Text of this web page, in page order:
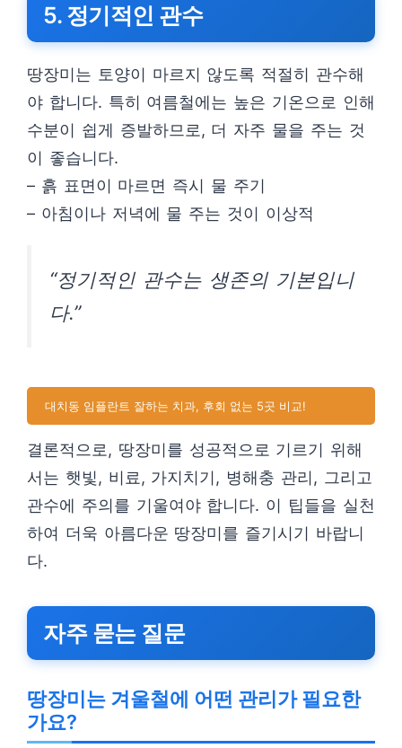
5. 정기적인 관수
땅장미는 토양이 마르지 않도록 적절히 관수해
야 합니다. 특히 여름철에는 높은 기온으로 인해
수분이 쉽게 증발하므로, 더 자주 물을 주는 것
이 좋습니다.
– 흙 표면이 마르면 즉시 물 주기
– 아침이나 저녁에 물 주는 것이 이상적
“정기적인 관수는 생존의 기본입니
다.”
대치동 임플란트 잘하는 치과, 후회 없는 5곳 비교!
결론적으로, 땅장미를 성공적으로 기르기 위해
서는 햇빛, 비료, 가지치기, 병해충 관리, 그리고
관수에 주의를 기울여야 합니다. 이 팁들을 실천
하여 더욱 아름다운 땅장미를 즐기시기 바랍니
다.
자주 묻는 질문
땅장미는 겨울철에 어떤 관리가 필요한
가요?